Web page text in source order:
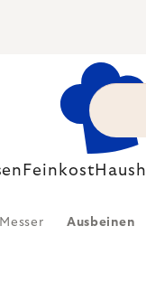
Feinkost
Messer Ausbeinen